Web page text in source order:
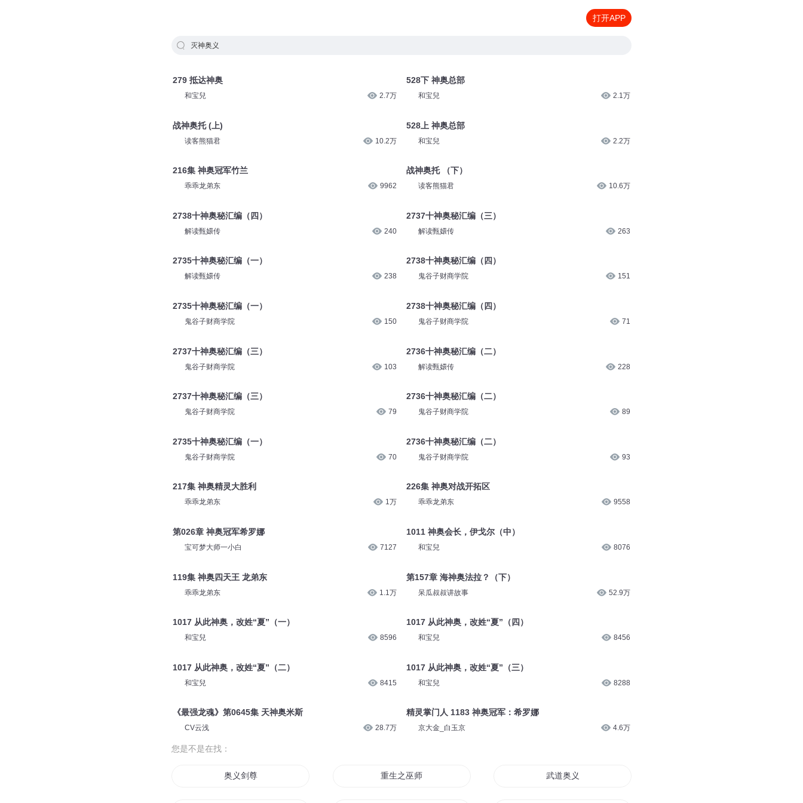
打开APP
灭神奥义
279 抵达神奥
和宝兒 2.7万
战神奥托 (上)
读客熊猫君 10.2万
216集 神奥冠军竹兰
乖乖龙弟东 9962
2738十神奥秘汇编（四）
解读甄嬛传 240
2735十神奥秘汇编（一）
解读甄嬛传 238
2735十神奥秘汇编（一）
鬼谷子财商学院 150
2737十神奥秘汇编（三）
鬼谷子财商学院 103
2737十神奥秘汇编（三）
鬼谷子财商学院 79
2735十神奥秘汇编（一）
鬼谷子财商学院 70
217集 神奥精灵大胜利
乖乖龙弟东 1万
第026章 神奥冠军希罗娜
宝可梦大师一小白 7127
119集 神奥四天王 龙弟东
乖乖龙弟东 1.1万
1017 从此神奥，改姓“夏”（一）
和宝兒 8596
1017 从此神奥，改姓“夏”（二）
和宝兒 8415
《最强龙魂》第0645集 天神奥米斯
CV云浅 28.7万
528下 神奥总部
和宝兒 2.1万
528上 神奥总部
和宝兒 2.2万
战神奥托 （下）
读客熊猫君 10.6万
2737十神奥秘汇编（三）
解读甄嬛传 263
2738十神奥秘汇编（四）
鬼谷子财商学院 151
2738十神奥秘汇编（四）
鬼谷子财商学院 71
2736十神奥秘汇编（二）
解读甄嬛传 228
2736十神奥秘汇编（二）
鬼谷子财商学院 89
2736十神奥秘汇编（二）
鬼谷子财商学院 93
226集 神奥对战开拓区
乖乖龙弟东 9558
1011 神奥会长，伊戈尔（中）
和宝兒 8076
第157章 海神奥法拉？（下）
呆瓜叔叔讲故事 52.9万
1017 从此神奥，改姓“夏”（四）
和宝兒 8456
1017 从此神奥，改姓“夏”（三）
和宝兒 8288
精灵掌门人 1183 神奥冠军：希罗娜
京大金_白玉京 4.6万
您是不是在找：
奥义剑尊 重生之巫师奥义 武道奥义